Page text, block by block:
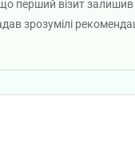
перший візит залишив
зрозумілі